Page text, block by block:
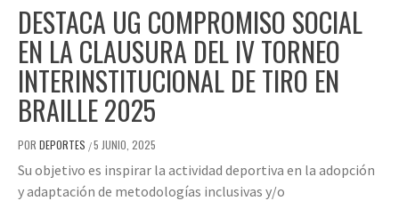
DESTACA UG COMPROMISO SOCIAL
EN LA CLAUSURA DEL IV TORNEO
INTERINSTITUCIONAL DE TIRO EN
BRAILLE 2025
POR DEPORTES /5 JUNIO, 2025
Su objetivo es inspirar la actividad deportiva en la adopción
y adaptación de metodologías inclusivas y/o